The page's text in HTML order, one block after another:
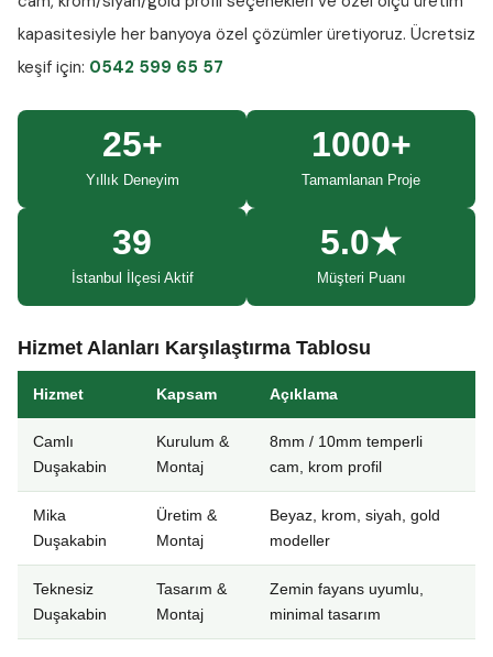
kapasitesiyle her banyoya özel çözümler üretiyoruz. Ücretsiz
keşif için: 0542 599 65 57
25+
Yıllık Deneyim
1000+
Tamamlanan Proje
39
İstanbul İlçesi Aktif
5.0★
Müşteri Puanı
Hizmet Alanları Karşılaştırma Tablosu
Hizmet Kapsam Açıklama
Camlı
Duşakabin
Kurulum &
Montaj
8mm / 10mm temperli
cam, krom profil
Mika
Duşakabin
Üretim &
Montaj
Beyaz, krom, siyah, gold
modeller
Teknesiz
Duşakabin
Tasarım &
Montaj
Zemin fayans uyumlu,
minimal tasarım